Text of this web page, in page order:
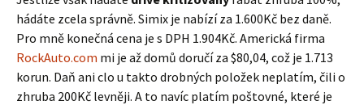
hádáte zcela správně. Simix je nabízí za 1.600Kč bez daně.
Pro mně konečná cena je s DPH 1.904Kč. Americká firma
RockAuto.com mi je až domů doručí za $80,04, což je 1.713
korun. Daň ani clo u takto drobných položek neplatím, čili o
zhruba 200Kč levněji. A to navíc platím poštovné, které je